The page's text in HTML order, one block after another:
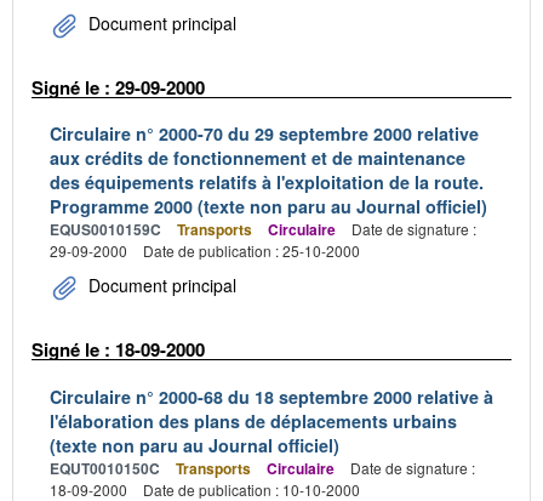
Document principal
Signé le : 29-09-2000
Circulaire n° 2000-70 du 29 septembre 2000 relative
aux crédits de fonctionnement et de maintenance
des équipements relatifs à l'exploitation de la route.
Programme 2000 (texte non paru au Journal officiel)
EQUS0010159C Transports Circulaire
Date de signature :
29-09-2000
Date de publication : 25-10-2000
Document principal
Signé le : 18-09-2000
Circulaire n° 2000-68 du 18 septembre 2000 relative à
l'élaboration des plans de déplacements urbains
(texte non paru au Journal officiel)
EQUT0010150C Transports Circulaire
Date de signature :
18-09-2000
Date de publication : 10-10-2000